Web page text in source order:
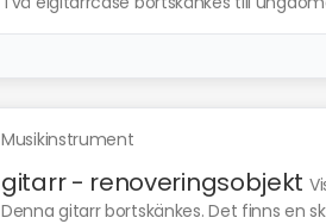
Musikinstrument
gitarr - renoveringsobjekt
Denna gitarr bortskänkes. Det finns en